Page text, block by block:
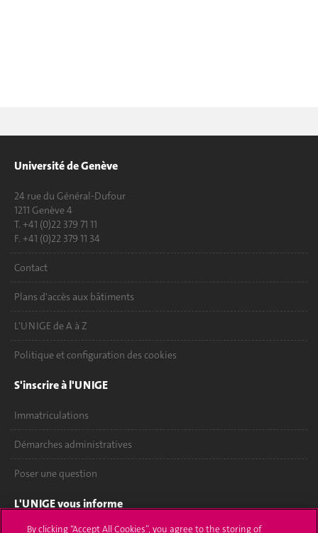
Université de Genève
24 rue du Général-Dufour
1211 Genève 4
T. +41 (0)22 379 71 11
F. +41 (0)22 379 11 34
Contact
Plans d'accès aux bâtiments
L'UNIGE de A à Z
Politique et configuration des cookies
S'inscrire à l'UNIGE
Immatriculations
Démarches administratives
Poser une question
L'UNIGE vous informe
By clicking “Accept All Cookies”, you agree to the storing of